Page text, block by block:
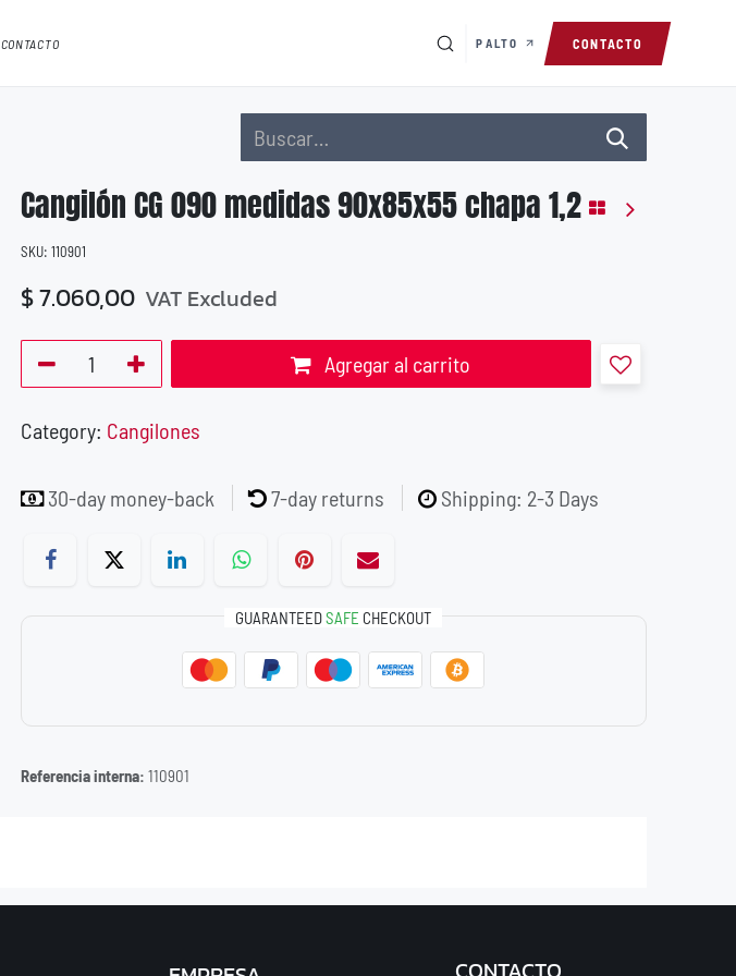
CONTACTO PALTO CONTACTO
Cangilón CG 090 medidas 90x85x55 chapa 1,2
SKU: 110901
$7.060,00 VAT Excluded
Agregar al carrito
Category: Cangilones
30-day money-back 7-day returns Shipping: 2-3 Days
GUARANTEEDSAFE CHECKOUT
Referencia interna: 110901